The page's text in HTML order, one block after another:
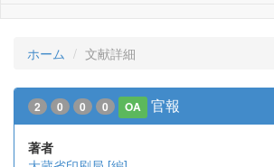
ホーム 文献詳細
2 0 0 0 OA 官報
著者